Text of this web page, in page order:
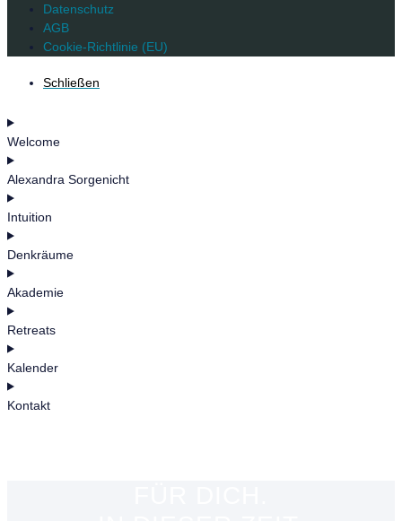
Datenschutz
AGB
Cookie-Richtlinie (EU)
Schließen
Welcome
Alexandra Sorgenicht
Intuition
Denkräume
Akademie
Retreats
Kalender
Kontakt